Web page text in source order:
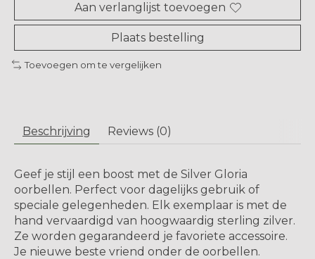
Aan verlanglijst toevoegen
Plaats bestelling
Toevoegen om te vergelijken
Beschrijving Reviews (0)
Geef je stijl een boost met de Silver Gloria
oorbellen. Perfect voor dagelijks gebruik of
speciale gelegenheden. Elk exemplaar is met de
hand vervaardigd van hoogwaardig sterling zilver.
Ze worden gegarandeerd je favoriete accessoire.
Je nieuwe beste vriend onder de oorbellen.